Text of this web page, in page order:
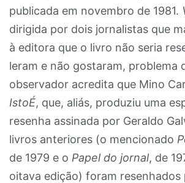
publicada em novembro de 1981.
dirigida por dois jornalistas que
à editora que o livro não seria
leram e não gostaram, problema
observador acredita que Mino
IstoÉ, que, aliás, produziu uma
resenha assinada por Geraldo
livros anteriores (o mencionado
de 1979 e o Papel do jornal, de
oitava edição) foram resenhados